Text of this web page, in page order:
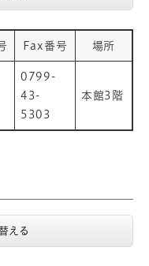
Fax番号 場所
0799-
43-
5303
本館3階
える